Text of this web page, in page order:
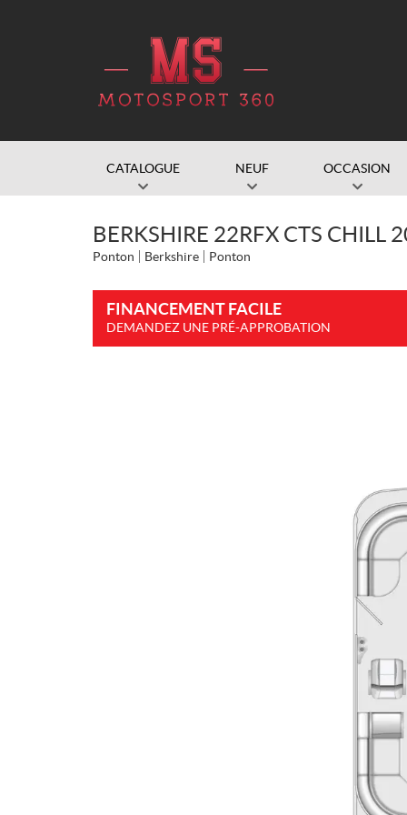
CATALOGUE NEUF OCCASION
BERKSHIRE 22RFX CTS CHILL
Ponton Berkshire Ponton
FINANCEMENT FACILE
DEMANDEZ UNE PRÉ-APPROBATION